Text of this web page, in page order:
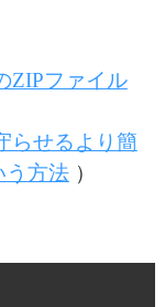
ZIPファイル
らせるより簡
う方法）